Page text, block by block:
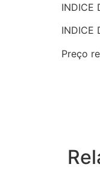
INDICE
INDICE
Preço